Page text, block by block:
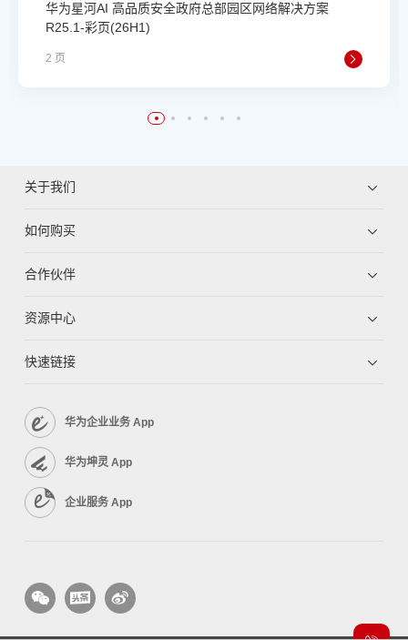
华为星河AI 高品质安全政府总部园区网络解决方案
R25.1-彩页(26H1)
2 页
关于我们
如何购买
合作伙伴
资源中心
快速链接
华为企业业务 App
华为坤灵 App
企业服务 App